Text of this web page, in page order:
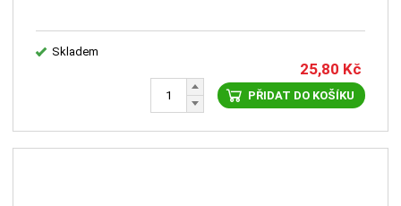
Skladem
25,80 Kč
PŘIDAT DO KOŠÍKU